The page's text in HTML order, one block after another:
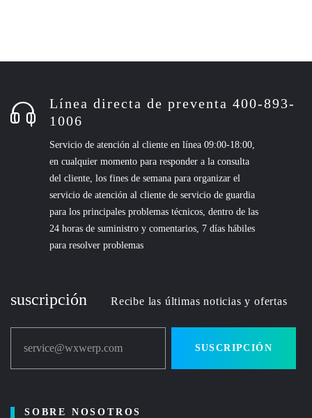
Línea directa de preventa 400-893-
1006
Servicio de atención al cliente en línea 09:00-18:00,
en cualquier momento para responder a la consulta
del cliente, los fines de semana para organizar el
servicio de atención al cliente de servicio de guardia
para los principales problemas técnicos, dentro de las
24 horas de suministro y comentarios, 7 días hábiles
para resolver problemas
suscripción Recibe las últimas noticias y ofertas
service@wxwerp.com SUSCRIPCIÓN
SOBRE NOSOTROS